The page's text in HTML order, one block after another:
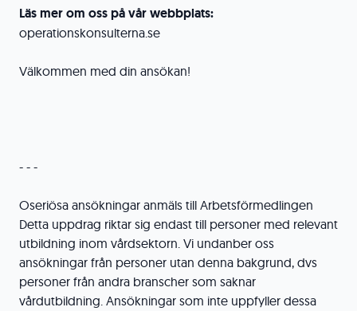
Läs mer om oss på vår webbplats:
operationskonsulterna.se
Välkommen med din ansökan!
- - -
Oseriösa ansökningar anmäls till Arbetsförmedlingen
Detta uppdrag riktar sig endast till personer med relevant
utbildning inom vårdsektorn. Vi undanber oss
ansökningar från personer utan denna bakgrund, dvs
personer från andra branscher som saknar
vårdutbildning. Ansökningar som inte uppfyller dessa